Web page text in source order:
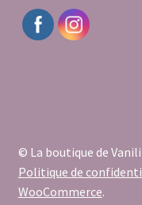
© La boutique de
Politique de
WooCommerce.